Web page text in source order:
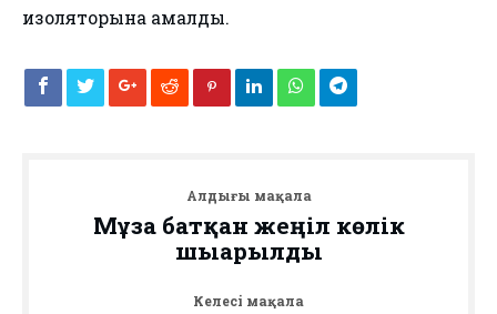
изоляторына қамалды.
Алдыңғы мақала
Мұзға батқан жеңіл көлік
шығарылды
Келесі мақала